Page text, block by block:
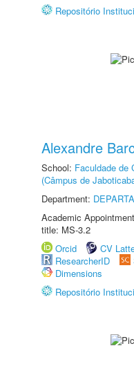
Repositório
Alexandre
School: Faculdade de
(Câmpus de
Department:
Academic
title: MS-3.2
Orcid
CV
ResearcherID
Dimensions
Repositório